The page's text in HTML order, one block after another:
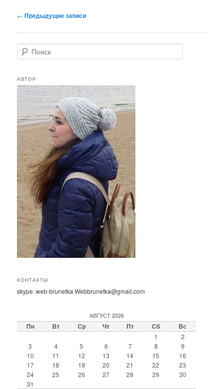
Навигация
записям
← Предыдущие записи
о
с
к
АВТОР
КОНТАКТЫ
skype: web-brunetka Webbrunetka@gmail.com
АВГУСТ 2026
Пн Вт Ср Чт Пт Сб Вс
1
2
3
4 5 6 7 8
9
10
11 12 13 14 15
16
17
18 19 20 21 22
23
24
25 26 27 28 29
30
31